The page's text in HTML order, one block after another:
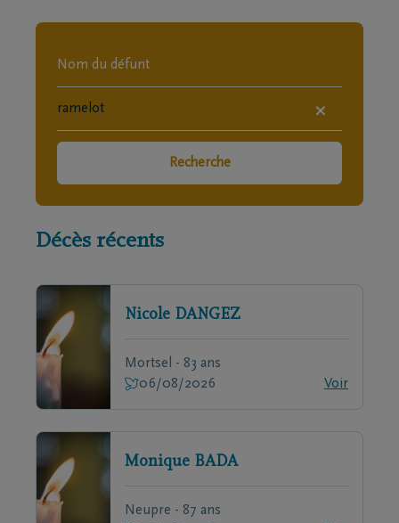
×
Recherche
Décès récents
Nicole DANGEZ
Mortsel - 83 ans
06/08/2026
Voir
Monique BADA
Neupre - 87 ans